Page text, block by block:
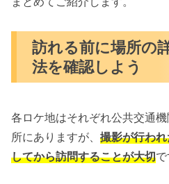
訪れる前に場所の
法を確認しよう
各ロケ地はそれぞれ公共交通
所にありますが、 撮影が行わ
してから訪問することが大切で